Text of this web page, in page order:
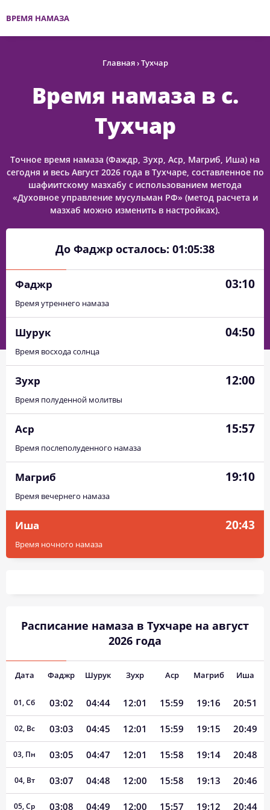
ВРЕМЯ НАМАЗА
Главная›Тухчар
Время намаза в с.
Тухчар
Точное время намаза (Фаждр, Зухр, Аср, Магриб, Иша) на
сегодня и весь Август 2026 года в Тухчаре, составленное по
шафиитскому мазхабу с использованием метода
«Духовное управление мусульман РФ» (метод расчета и
мазхаб можно изменить в настройках).
До Фаджр осталось: 01:05:38
Фаджр 03:10
Время утреннего намаза
Шурук 04:50
Время восхода солнца
Зухр 12:00
Время полуденной молитвы
Аср 15:57
Время послеполуденного намаза
Магриб 19:10
Время вечернего намаза
Иша 20:43
Время ночного намаза
Расписание намаза в Тухчаре на август
2026 года
Дата Фаджр Шурук Зухр Аср Магриб Иша
01, Сб 03:02 04:44 12:01 15:59 19:16 20:51
02, Вс 03:03 04:45 12:01 15:59 19:15 20:49
03, Пн 03:05 04:47 12:01 15:58 19:14 20:48
04, Вт 03:07 04:48 12:00 15:58 19:13 20:46
05, Ср 03:08 04:49 12:00 15:57 19:12 20:44